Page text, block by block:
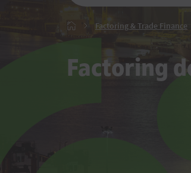
Factoring & Trade Finance
Factoring